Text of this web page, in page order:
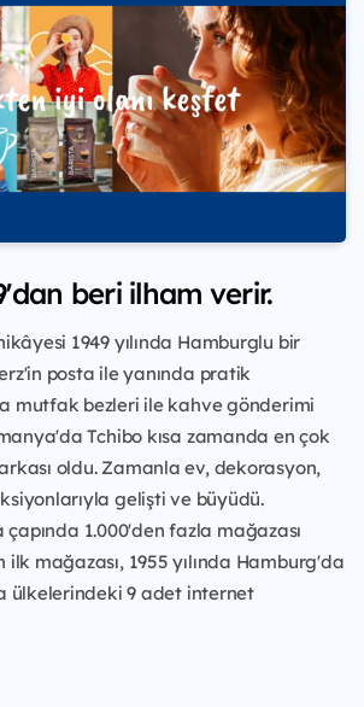
beri ilham verir.
1949 yılında Hamburglu bir
posta ile yanında pratik
mutfak bezleri ile kahve gönderimi
Tchibo kısa zamanda en çok
oldu. Zamanla ev, dekorasyon,
gelişti ve büyüdü.
1.000'den fazla mağazası
ilk mağazası, 1955 yılında Hamburg'da
ülkelerindeki 9 adet internet